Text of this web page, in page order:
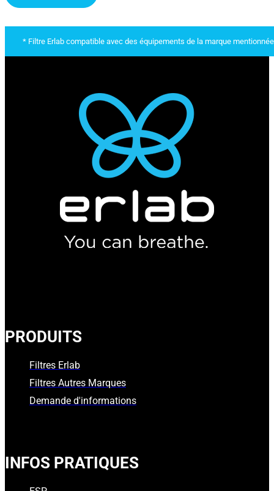
* Filtre Erlab compatible avec des équipements de la marque
PRODUITS
Filtres Erlab
Filtres Autres Marques
Demande d'informations
INFOS PRATIQUES